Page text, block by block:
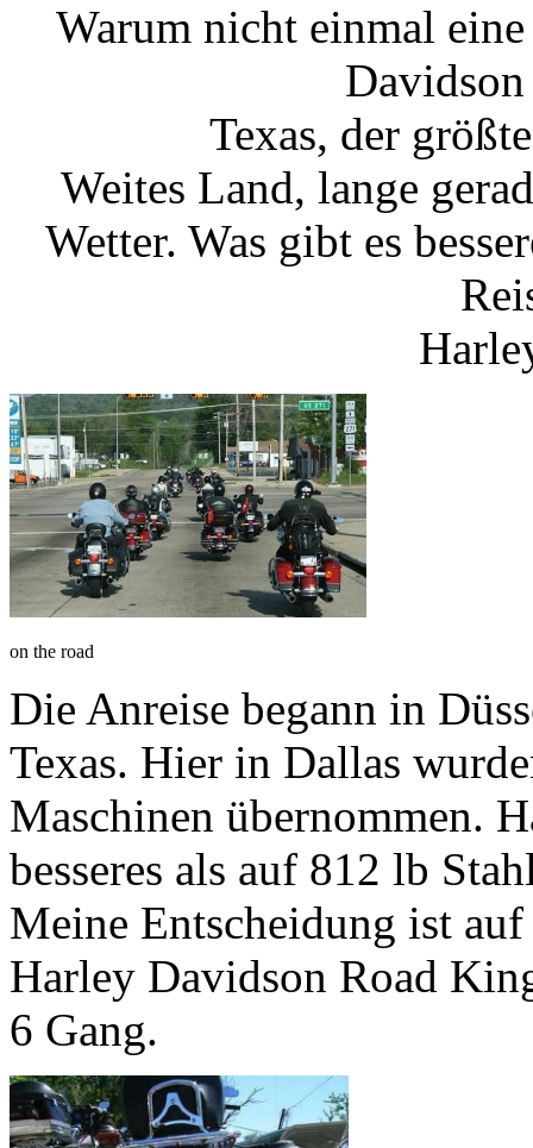
Warum nicht einmal
Davidson
Texas, der
Weites Land, lange
Wetter. Was gibt es
on the road
Die Anreise begann in
Texas. Hier in Dallas
Maschinen übernommen.
besseres als auf 812 lb
Meine Entscheidung ist
Harley Davidson Road
6 Gang.